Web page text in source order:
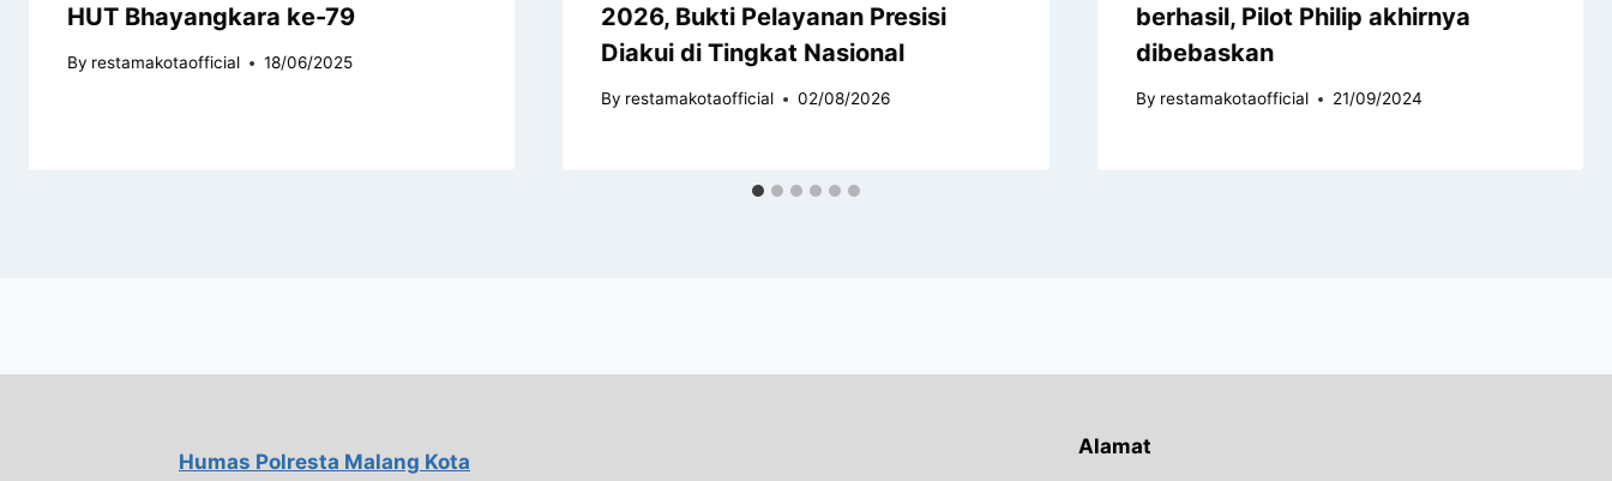
HUT Bhayangkara ke-79
By restamakotaofficial 18/06/2025
2026, Bukti Pelayanan Presisi
Diakui di Tingkat Nasional
By restamakotaofficial 02/08/2026
berhasil, Pilot Philip akhirnya
dibebaskan
By restamakotaofficial 21/09/2024
Humas Polresta Malang Kota
Alamat